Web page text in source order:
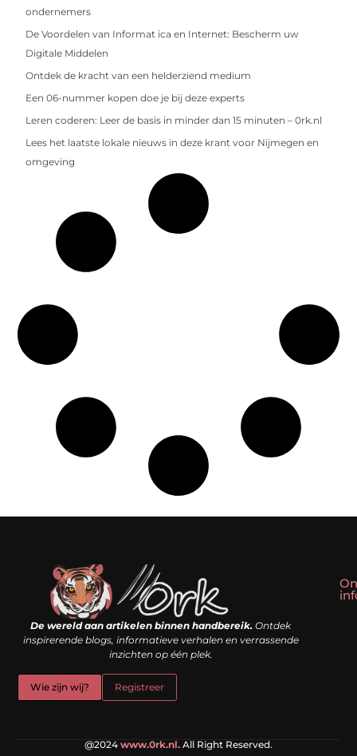
ondernemers
De Voordelen van Informat ica en Internet: Bescherm uw
Digitale Middelen
Ontdek de kracht van een helderziend medium
Een 06-nummer kopen doe je bij deze experts
Leren coderen: Leer de basis in minder dan 15 minuten – 0rk.nl
Lees het laatste lokale nieuws in deze krant voor Nijmegen en
omgeving
De wereld aan artikelen binnen handbereik. Ontdek
inspirerende blogs, informatieve verhalen en verrassende
inzichten op één plek.
Wie zijn wij? Registreer
@2024 www.0rk.nl. All Right Reserved.